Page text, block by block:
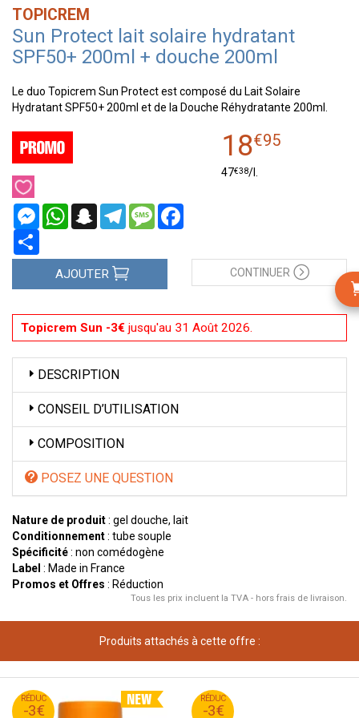
TOPICREM
Sun Protect lait solaire hydratant
SPF50+ 200ml + douche 200ml
Le duo Topicrem Sun Protect est composé du Lait Solaire
Hydratant SPF50+ 200ml et de la Douche Réhydratante 200ml.
MessengerWhatsAppSnapchatTelegramMessage
18€95
47€38/
AJOUTER CONTINUER
Topicrem Sun -3€ jusqu'au 31 Août 2026.
DESCRIPTION
CONSEIL D’UTILISATION
COMPOSITION
POSEZ UNE QUESTION
Nature de produit: gel douche, lait
Conditionnement: tube souple
Spécificité: non comédogène
Label : Made in France
Promos et Offres : Réduction
Tous les prix incluent la TVA - hors frais de livraison.
Produits attachés à cette offre :
RÉDUC
-3€
12
€
95 RÉDUC
-3€
15
€
95